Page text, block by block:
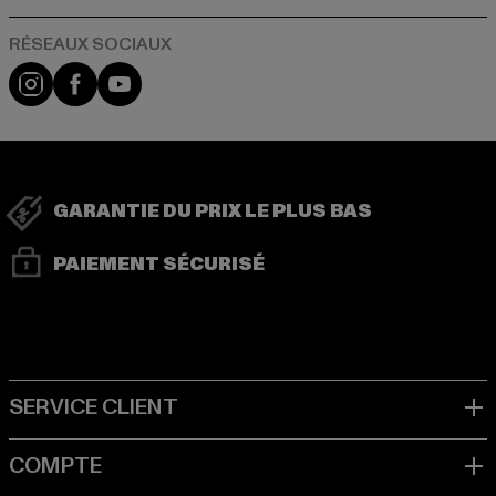
Visit our Instagram page:
Visit our Facebook page:
Visit our YouTube channel:
GARANTIE DU PRIX LE PLUS BAS
PAIEMENT SÉCURISÉ